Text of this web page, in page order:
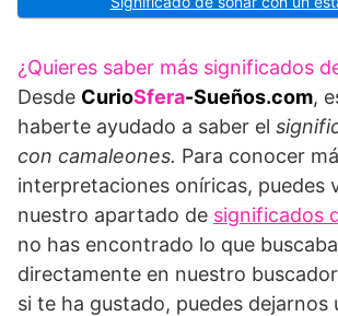
¿Quieres saber más significados
Desde CurioSfera-Sueños.com,
haberte ayudado a saber el
con camaleones. Para conocer
interpretaciones oníricas, puedes
nuestro apartado de significados
no has encontrado lo que
directamente en nuestro
si te ha gustado, puedes dejarnos